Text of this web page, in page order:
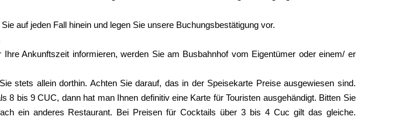
auf jeden Fall hinein und legen Sie unsere Buchungsbestätigung vor.
Ankunftszeit informieren, werden Sie am Busbahnhof vom Eigentümer oder einem/ er
stets allein dorthin. Achten Sie darauf, das in der Speisekarte Preise ausgewiesen sind.
bis 9 CUC, dann hat man Ihnen definitiv eine Karte für Touristen ausgehändigt. Bitten Sie
ein anderes Restaurant. Bei Preisen für Cocktails über 3 bis 4 Cuc gilt das gleiche.